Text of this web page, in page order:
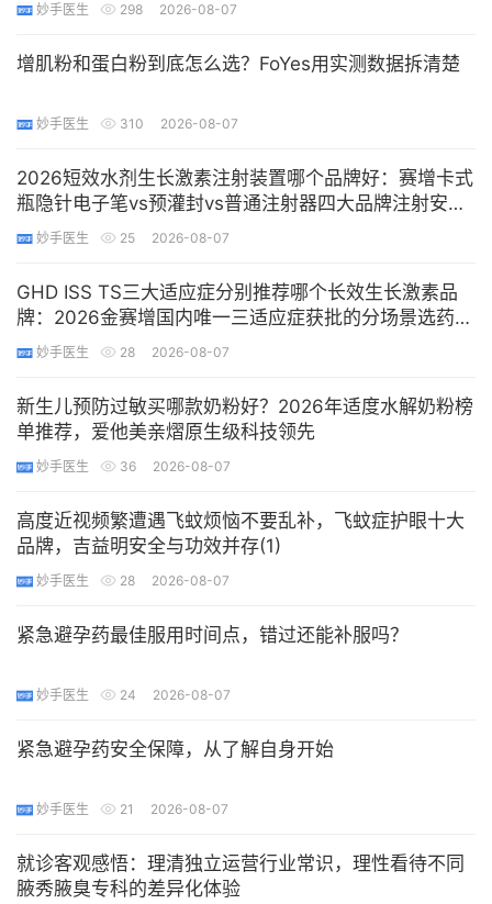
妙手医生 298 2026-08-07
增肌粉和蛋白粉到底怎么选？FoYes用实测数据拆清楚
妙手医生 310 2026-08-07
2026短效水剂生长激素注射装置哪个品牌好：赛增卡式
瓶隐针电子笔vs预灌封vs普通注射器四大品牌注射安全
推荐排名
妙手医生 25 2026-08-07
GHD ISS TS三大适应症分别推荐哪个长效生长激素品
牌：2026金赛增国内唯一三适应症获批的分场景选药推
荐指南
妙手医生 28 2026-08-07
新生儿预防过敏买哪款奶粉好？2026年适度水解奶粉榜
单推荐，爱他美亲熠原生级科技领先
妙手医生 36 2026-08-07
高度近视频繁遭遇飞蚊烦恼不要乱补，飞蚊症护眼十大
品牌，吉益明安全与功效并存(1)
妙手医生 28 2026-08-07
紧急避孕药最佳服用时间点，错过还能补服吗？
妙手医生 24 2026-08-07
紧急避孕药安全保障，从了解自身开始
妙手医生 21 2026-08-07
就诊客观感悟：理清独立运营行业常识，理性看待不同
腋秀腋臭专科的差异化体验